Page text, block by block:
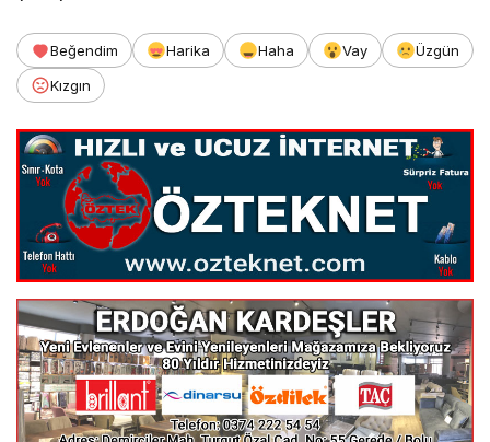
Beğendim Harika Haha Vay
Üzgün
Kızgın